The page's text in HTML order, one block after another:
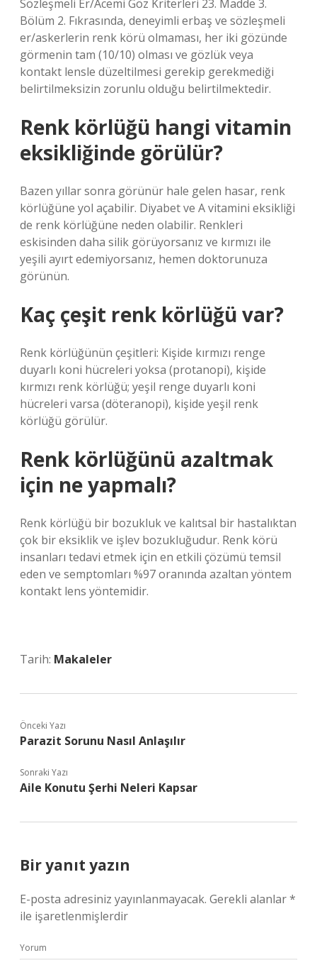
Sözleşmeli Er/Acemi Göz Kriterleri 23. Madde 3.
Bölüm 2. Fıkrasında, deneyimli erbaş ve sözleşmeli
er/askerlerin renk körü olmaması, her iki gözünde
görmenin tam (10/10) olması ve gözlük veya
kontakt lensle düzeltilmesi gerekip gerekmediği
belirtilmeksizin zorunlu olduğu belirtilmektedir.
Renk körlüğü hangi vitamin
eksikliğinde görülür?
Bazen yıllar sonra görünür hale gelen hasar, renk
körlüğüne yol açabilir. Diyabet ve A vitamini eksikliği
de renk körlüğüne neden olabilir. Renkleri
eskisinden daha silik görüyorsanız ve kırmızı ile
yeşili ayırt edemiyorsanız, hemen doktorunuza
görünün.
Kaç çeşit renk körlüğü var?
Renk körlüğünün çeşitleri: Kişide kırmızı renge
duyarlı koni hücreleri yoksa (protanopi), kişide
kırmızı renk körlüğü; yeşil renge duyarlı koni
hücreleri varsa (döteranopi), kişide yeşil renk
körlüğü görülür.
Renk körlüğünü azaltmak
için ne yapmalı?
Renk körlüğü bir bozukluk ve kalıtsal bir hastalıktan
çok bir eksiklik ve işlev bozukluğudur. Renk körü
insanları tedavi etmek için en etkili çözümü temsil
eden ve semptomları %97 oranında azaltan yöntem
kontakt lens yöntemidir.
Tarih: Makaleler
Önceki Yazı
Parazit Sorunu Nasıl Anlaşılır
Sonraki Yazı
Aile Konutu Şerhi Neleri Kapsar
Bir yanıt yazın
E-posta adresiniz yayınlanmayacak. Gerekli alanlar*
ile işaretlenmişlerdir
Yorum